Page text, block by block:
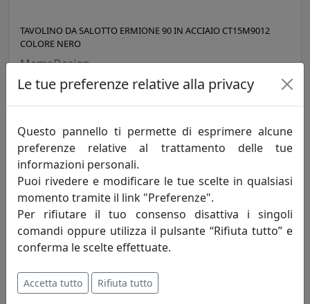
TAVOLINO DA SALOTTO ERMIONE 90 IN ACCIAIO CT15M9012
COLORE NERO
MemeDesign
548,00 €
TAVOLINO DA SALOTTO ERMIONE 90 IN ACCIAIO CT15M9004
COLORE GRAFITE
Le tue preferenze relative alla privacy
Questo pannello ti permette di esprimere alcune
preferenze relative al trattamento delle tue
informazioni personali.
Puoi rivedere e modificare le tue scelte in qualsiasi
momento tramite il link "Preferenze".
Per rifiutare il tuo consenso disattiva i singoli
comandi oppure utilizza il pulsante “Rifiuta tutto” e
conferma le scelte effettuate.
Accetta tutto Rifiuta tutto